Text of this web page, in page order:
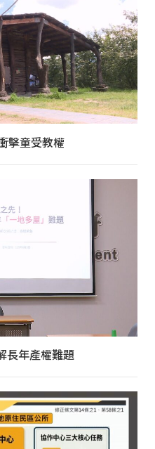
擊童受教權
長年產權難題